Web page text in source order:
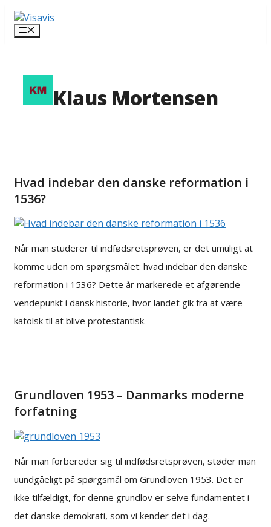
Hop
indhold
Menu
Klaus Mortensen
Hvad indebar den danske reformation i
1536?
Når man studerer til indfødsretsprøven, er det umuligt at
komme uden om spørgsmålet: hvad indebar den danske
reformation i 1536? Dette år markerede et afgørende
vendepunkt i dansk historie, hvor landet gik fra at være
katolsk til at blive protestantisk.
Grundloven 1953 – Danmarks moderne
forfatning
Når man forbereder sig til indfødsretsprøven, støder man
uundgåeligt på spørgsmål om Grundloven 1953. Det er
ikke tilfældigt, for denne grundlov er selve fundamentet i
det danske demokrati, som vi kender det i dag.